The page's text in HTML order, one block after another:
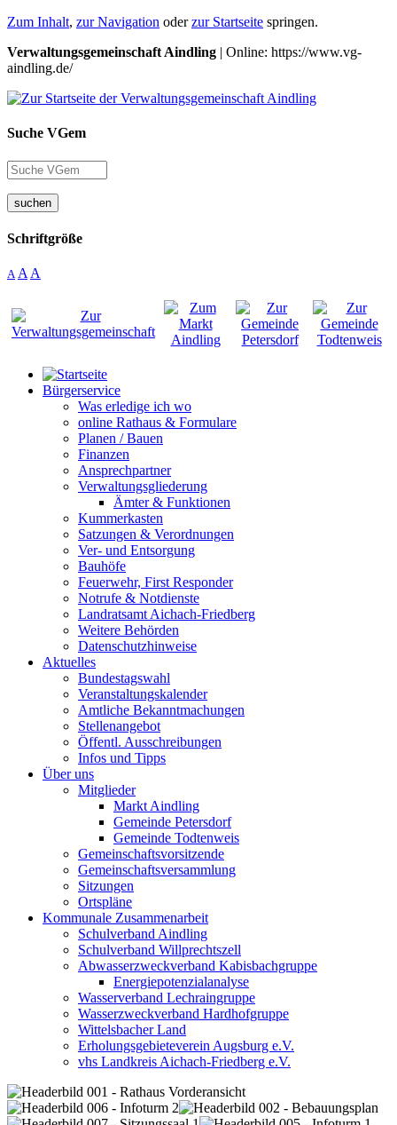
Zum Inhalt, zur Navigation oderzur Startseite springen.
Verwaltungsgemeinschaft Aindling | Online: https://www.vg-
aindling.de/
Suche VGem
suchen
Schriftgröße
A A A
Bürgerservice
Was erledige ich wo
online Rathaus & Formulare
Planen / Bauen
Finanzen
Ansprechpartner
Verwaltungsgliederung
Ämter & Funktionen
Kummerkasten
Satzungen & Verordnungen
Ver- und Entsorgung
Bauhöfe
Feuerwehr, First Responder
Notrufe & Notdienste
Landratsamt Aichach-Friedberg
Weitere Behörden
Datenschutzhinweise
Aktuelles
Bundestagswahl
Veranstaltungskalender
Amtliche Bekanntmachungen
Stellenangebot
Öffentl. Ausschreibungen
Infos und Tipps
Über uns
Mitglieder
Markt Aindling
Gemeinde Petersdorf
Gemeinde Todtenweis
Gemeinschaftsvorsitzende
Gemeinschaftsversammlung
Sitzungen
Ortspläne
Kommunale Zusammenarbeit
Schulverband Aindling
Schulverband Willprechtszell
Abwasserzweckverband Kabisbachgruppe
Energiepotenzialanalyse
Wasserverband Lechraingruppe
Wasserzweckverband Hardhofgruppe
Wittelsbacher Land
Erholungsgebieteverein Augsburg e.V.
vhs Landkreis Aichach-Friedberg e.V.